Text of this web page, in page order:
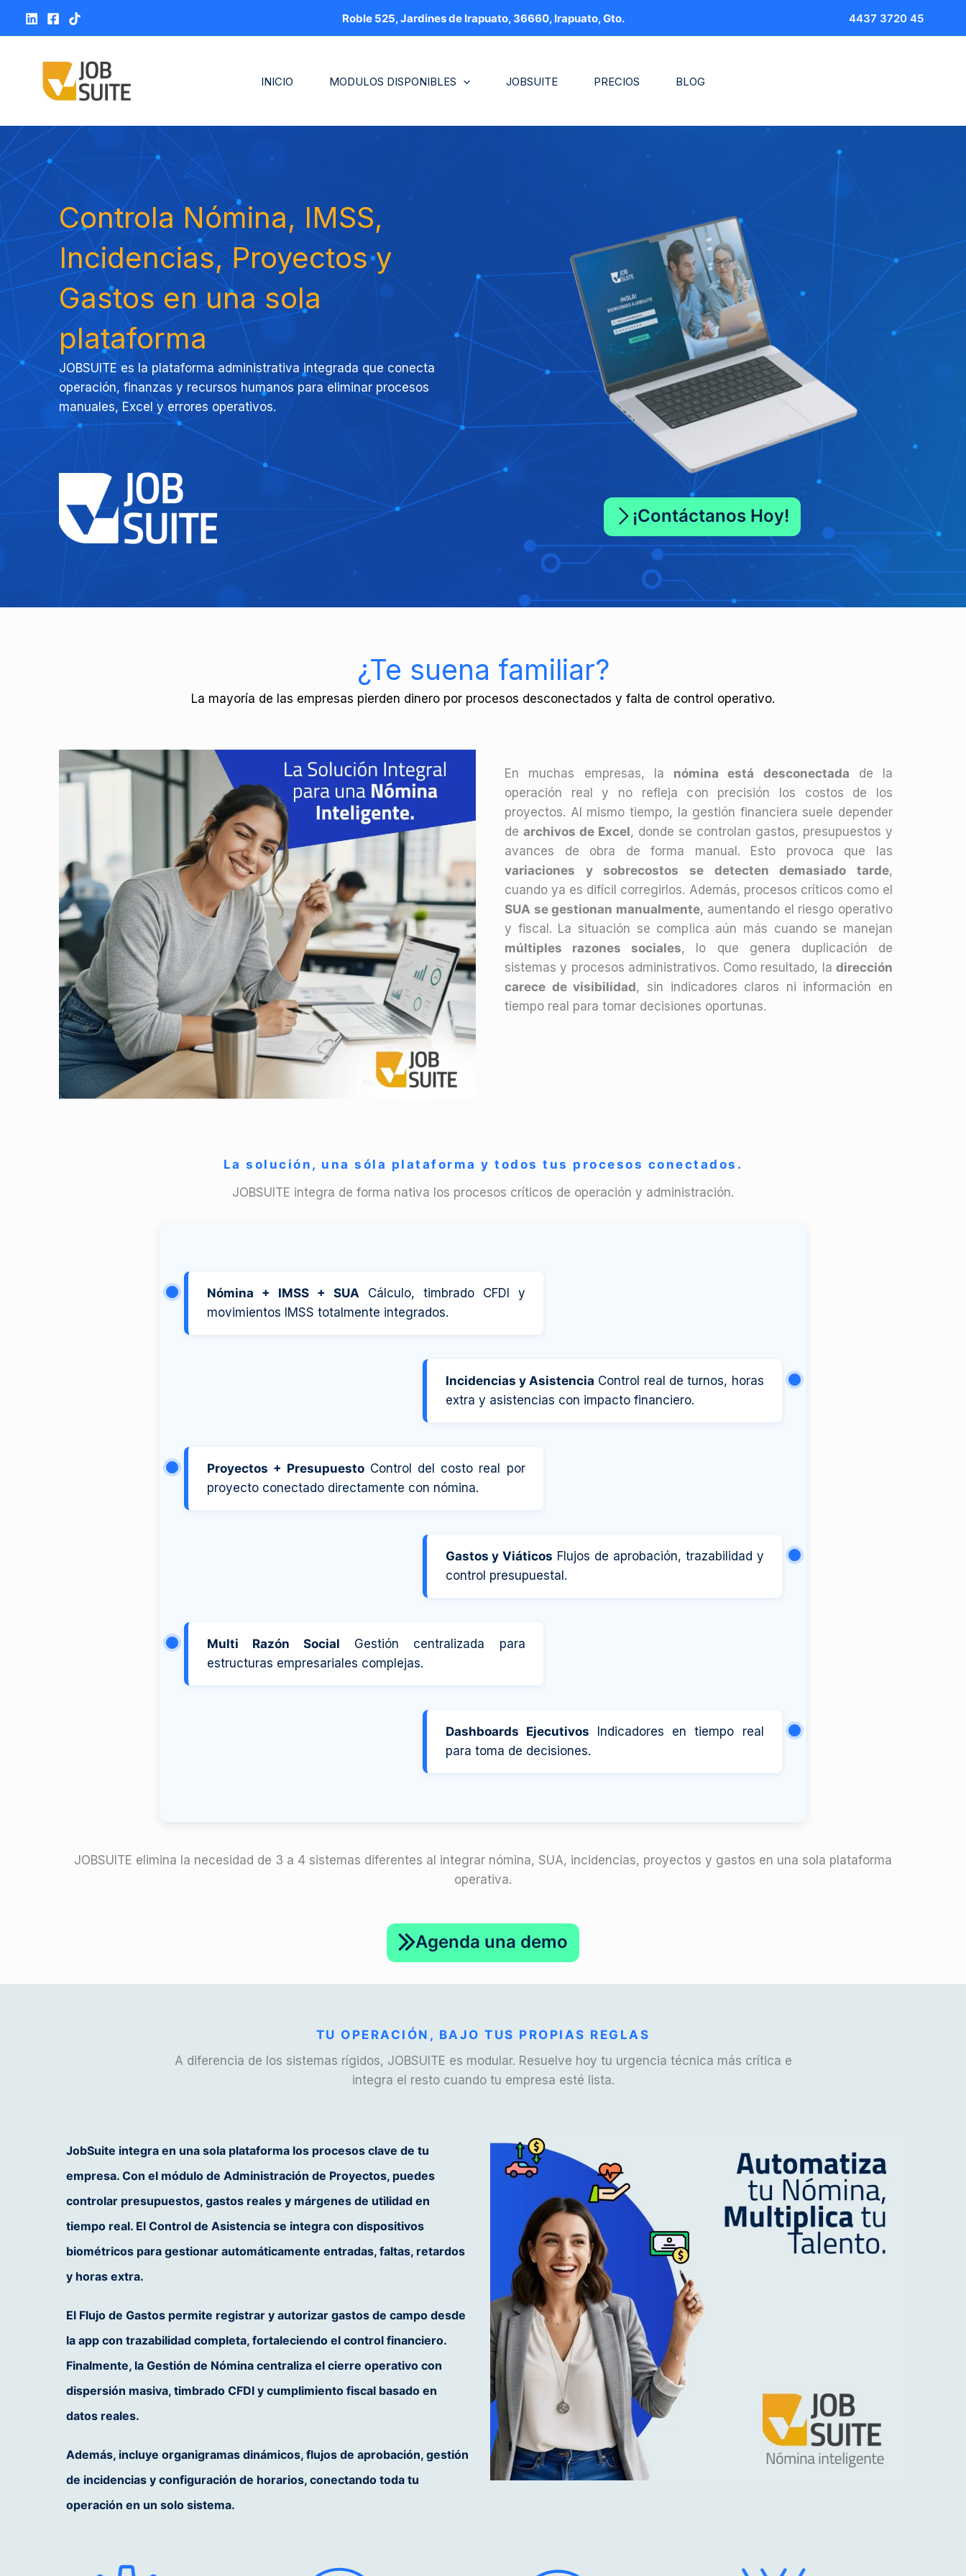
Roble 525, Jardines de Irapuato, 36660, Irapuato, Gto. 4437 3720 45
INICIO MODULOS DISPONIBLES JOBSUITE PRECIOS BLOG
Controla Nómina, IMSS,
Incidencias, Proyectos y
Gastos en una sola
plataforma
JOBSUITE es la plataforma administrativa integrada que conecta
operación, finanzas y recursos humanos para eliminar procesos
manuales, Excel y errores operativos.
¡Contáctanos Hoy!
¿Te suena familiar?
La mayoría de las empresas pierden dinero por procesos desconectados y falta de control operativo.
En muchas empresas, la nómina está desconectada de la
operación real y no refleja con precisión los costos de los
proyectos. Al mismo tiempo, la gestión financiera suele depender
de archivos de Excel, donde se controlan gastos, presupuestos y
avances de obra de forma manual. Esto provoca que las
variaciones y sobrecostos se detecten demasiado tarde,
cuando ya es difícil corregirlos. Además, procesos críticos como el
SUA se gestionan manualmente, aumentando el riesgo operativo
y fiscal. La situación se complica aún más cuando se manejan
múltiples razones sociales, lo que genera duplicación de
sistemas y procesos administrativos. Como resultado, la dirección
carece de visibilidad, sin indicadores claros ni información en
tiempo real para tomar decisiones oportunas.
La solución, una sóla plataforma y todos tus procesos conectados.
JOBSUITE integra de forma nativa los procesos críticos de operación y administración.
Nómina + IMSS + SUA Cálculo, timbrado CFDI y
movimientos IMSS totalmente integrados.
Incidencias y Asistencia Control real de turnos, horas
extra y asistencias con impacto financiero.
Proyectos + PresupuestoControl del costo real por
proyecto conectado directamente con nómina.
Gastos y Viáticos Flujos de aprobación, trazabilidad y
control presupuestal.
Multi Razón Social Gestión centralizada para
estructuras empresariales complejas.
Dashboards Ejecutivos Indicadores en tiempo real
para toma de decisiones.
JOBSUITE elimina la necesidad de 3 a 4 sistemas diferentes al integrar nómina, SUA, incidencias, proyectos y gastos en una sola plataforma
operativa.
Agenda una demo
TU OPERACIÓN, BAJO TUS PROPIAS REGLAS
A diferencia de los sistemas rígidos, JOBSUITE es modular. Resuelve hoy tu urgencia técnica más crítica e
integra el resto cuando tu empresa esté lista.
JobSuite integra en una sola plataforma los procesos clave de tu
empresa. Con el módulo de Administración de Proyectos, puedes
controlar presupuestos, gastos reales y márgenes de utilidad en
tiempo real. El Control de Asistencia se integra con dispositivos
biométricos para gestionar automáticamente entradas, faltas, retardos
y horas extra.
El Flujo de Gastos permite registrar y autorizar gastos de campo desde
la app con trazabilidad completa, fortaleciendo el control financiero.
Finalmente, la Gestión de Nómina centraliza el cierre operativo con
dispersión masiva, timbrado CFDI y cumplimiento fiscal basado en
datos reales.
Además, incluye organigramas dinámicos, flujos de aprobación, gestión
de incidencias y configuración de horarios, conectando toda tu
operación en un solo sistema.